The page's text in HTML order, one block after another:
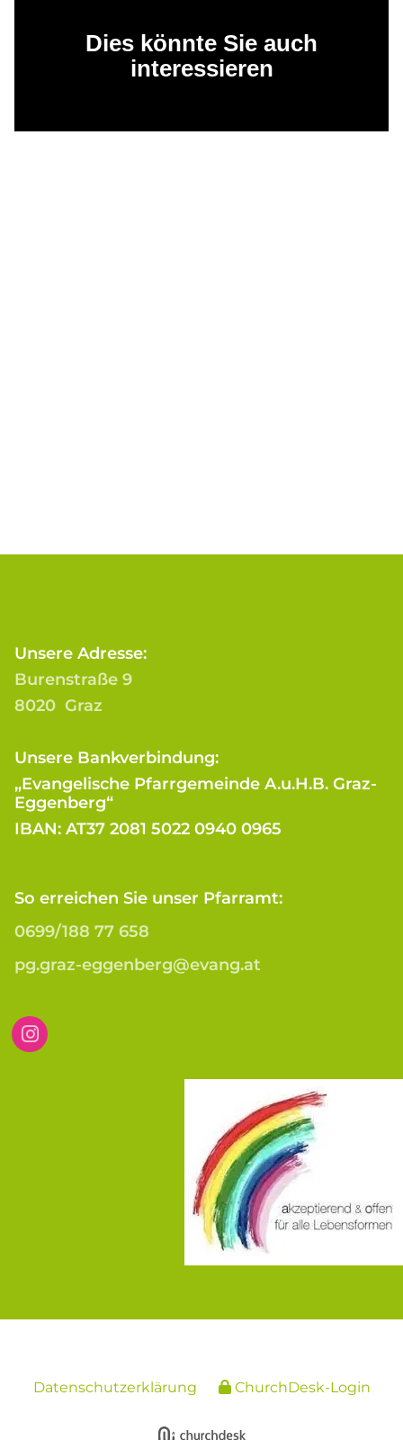
Dies könnte Sie auch
interessieren
Unsere Adresse:
Burenstraße 9
8020 Graz
Unsere Bankverbindung:
„Evangelische Pfarrgemeinde A.u.H.B. Graz-
Eggenberg“
IBAN: AT37 2081 5022 0940 0965
So erreichen Sie unser Pfarramt:
0699/188 77 658
pg.graz-eggenberg@evang.at
Datenschutzerklärung ChurchDesk-Login